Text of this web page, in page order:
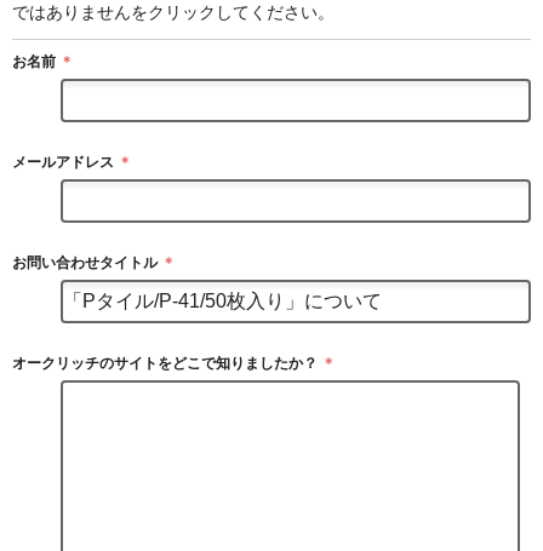
ではありませんをクリックしてください。
お名前 ＊
メールアドレス ＊
お問い合わせタイトル ＊
オークリッチのサイトをどこで知りましたか？ ＊